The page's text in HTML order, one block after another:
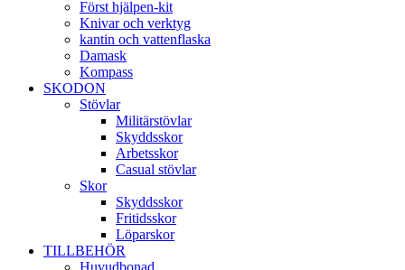
Först hjälpen-kit
Knivar och verktyg
kantin och vattenflaska
Damask
Kompass
SKODON
Stövlar
Militärstövlar
Skyddsskor
Arbetsskor
Casual stövlar
Skor
Skyddsskor
Fritidsskor
Löparskor
TILLBEHÖR
Huvudbonad